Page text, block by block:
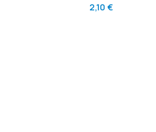
2,10 €